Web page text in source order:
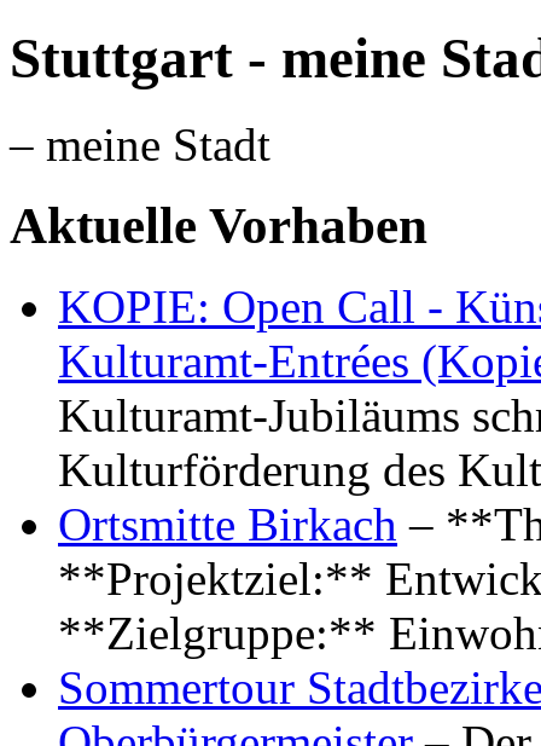
Stuttgart - meine
– meine Stadt
Aktuelle Vorhaben
KOPIE: Open Call -
Kulturamt-Entrées
Kulturamt-Jubiläums
Kulturförderung des
Ortsmitte Birkach –
**Projektziel:**
**Zielgruppe:**
Sommertour